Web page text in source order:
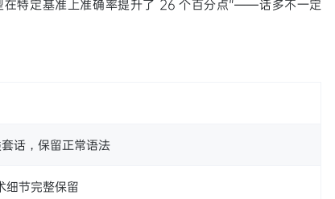
特定基准上准确率提升了 26 个百分点"——话多不一定
话，保留正常语法
细节完整保留